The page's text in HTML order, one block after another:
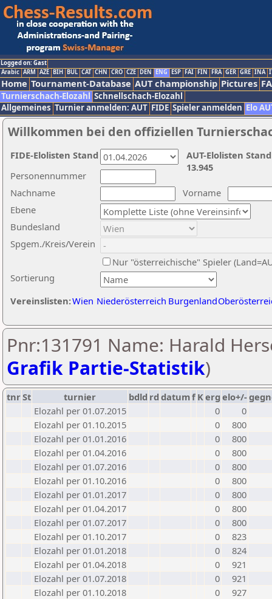
Logged on: Gast
Arabic ARM AZE BIH BUL CAT CHN CRO CZE DEN ENG ESP FAI FIN FRA GER GRE INA
Home Tournament-Database AUT championship Pictures
Turnierschach-Elozahl Schnellschach-Elozahl
Allgemeines Turnier anmelden: AUT FIDE Spieler anmelden Elo
Willkommen bei den offiziellen
Nachname
Vorname
Ebene
Sortierung
Personennummer
Bundesland
Spgem./Kreis/Verein
Nur "österreichische" Spieler
Vereinslisten:Wien Niederösterreich Burgenland
AUT-Elolisten
13.945
FIDE-Elolisten Stand
Pnr:131791 Name: Harald
Grafik Partie-Statistik)
tnrSt turnier bdld rd datumf Kerg elo+/-
Elozahl per 01.07.2015
0
0
Elozahl per 01.10.2015
0
800
Elozahl per 01.01.2016
0
800
Elozahl per 01.04.2016
0
800
Elozahl per 01.07.2016
0
800
Elozahl per 01.10.2016
0
800
Elozahl per 01.01.2017
0
800
Elozahl per 01.04.2017
0
800
Elozahl per 01.07.2017
0
800
Elozahl per 01.10.2017
0
823
Elozahl per 01.01.2018
0
824
Elozahl per 01.04.2018
0
921
Elozahl per 01.07.2018
0
921
Elozahl per 01.10.2018
0
927